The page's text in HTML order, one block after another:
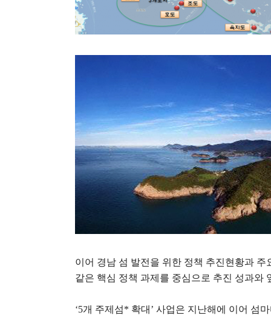
이어 경남 섬 발전을 위한 정책 추진현황과
같은 핵심 정책 과제를 중심으로 추진 성과와
‘5개 주제섬* 확대 ’ 사업은 지난해에 이어 섬